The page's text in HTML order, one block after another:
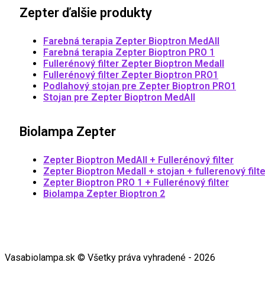
Zepter ďalšie produkty
Farebná terapia Zepter Bioptron MedAll
Farebná terapia Zepter Bioptron PRO 1
Fullerénový filter Zepter Bioptron Medall
Fullerénový filter Zepter Bioptron PRO1
Podlahový stojan pre Zepter Bioptron PRO1
Stojan pre Zepter Bioptron MedAll
Biolampa Zepter
Zepter Bioptron MedAll + Fullerénový filter
Zepter Bioptron Medall + stojan + fullerenový
Zepter Bioptron PRO 1 + Fullerénový filter
Biolampa Zepter Bioptron 2
Vasabiolampa.sk © Všetky práva vyhradené - 2026